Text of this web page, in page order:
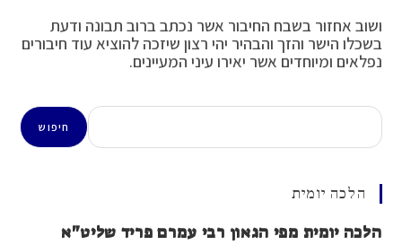
ושוב אחזור בשבח החיבור אשר נכתב ברוב תבונה ודעת
בשכלו הישר והזך והבהיר יהי רצון שיזכה להוציא עוד חיבורים
נפלאים ומיוחדים אשר יאירו עיני המעיינים.
חיפוש
חיפוש
הלכה יומית
הלכה יומית מפי הגאון רבי עמרם פריד שליט"א